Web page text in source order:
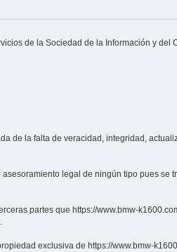
de la Sociedad de la Información y del
de la falta de veracidad, integridad,
legal de ningún tipo pues se
partes que https://www.bmw-
exclusiva de https://www.bmw-